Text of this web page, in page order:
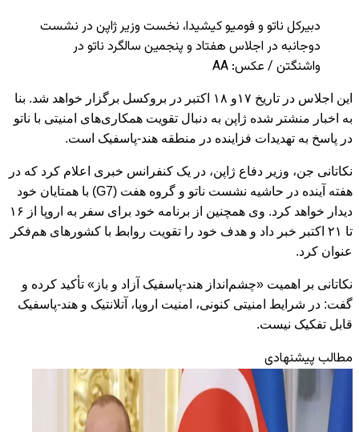
دبیرکل ناتو و فومیو کیشیدا، نخست وزیر ژاپن در نشست
دوجانبه در اجلاس هفتاد و پنجمین سالگرد ناتو در
واشنگتن / عکس: AA
این اجلاس در تاریخ ۱۷و ۱۸ اکتبر در بروکسل برگزار خواهد شد. بنا
به اخبار منشتر شده ژاپن به دنبال تقویت همکاری‌های امنیتی با ناتو
در پاسخ به تهدیدات فزاینده در منطقه هند-پاسفیک است.
نکاتانی جن، وزیر دفاع ژاپن، در یک کنفرانس خبری اعلام کرد که در
هفته آینده در حاشیه نشست ناتو و گروه هفت (G7) با همتایان خود
دیدار خواهد کرد. وی همچنین از برنامه خود برای سفر به اروپا از ۱۶
تا ۲۱ اکتبر خبر داد و هدف خود را تقویت روابط با کشورهای هم‌فکر
عنوان کرد.
نکاتانی بر اهمیت «چشم‌انداز هند-پاسفیک آزاد و باز» تأکید کرده و
گفت: در شرایط امنیتی کنونی، امنیت اروپا، آتلانتیک و هند-پاسفیک
قابل تفکیک نیست.
مطالب پیشنهادی